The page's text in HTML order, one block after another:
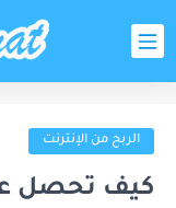
الربح من الإنترنت
كيف تحصل